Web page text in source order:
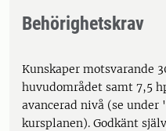
Behörighetskrav
Kunskaper motsvarande
huvudområdet samt 7,5
avancerad nivå (se
kursplanen). Godkänt